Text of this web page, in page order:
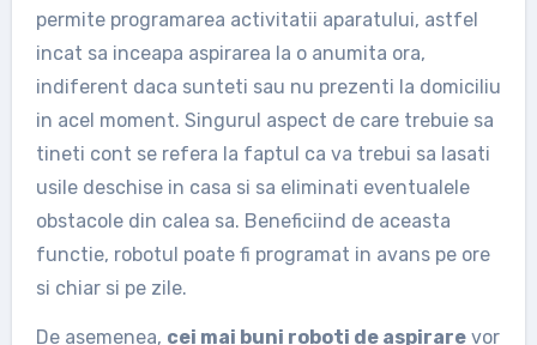
permite programarea activitatii aparatului, astfel
incat sa inceapa aspirarea la o anumita ora,
indiferent daca sunteti sau nu prezenti la domiciliu
in acel moment. Singurul aspect de care trebuie sa
tineti cont se refera la faptul ca va trebui sa lasati
usile deschise in casa si sa eliminati eventualele
obstacole din calea sa. Beneficiind de aceasta
functie, robotul poate fi programat in avans pe ore
si chiar si pe zile.
De asemenea, cei mai buni roboti de aspirarevor